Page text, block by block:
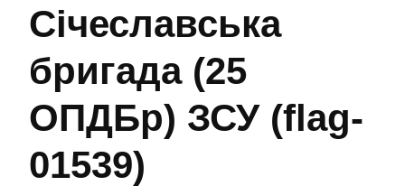
Січеславська
бригада (25
ОПДБр) ЗСУ (flag-
01539)